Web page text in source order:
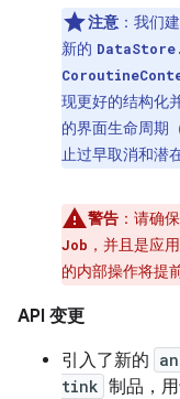
注意 ：我们
新的
现更好的结构化
的界面生命周期
止过早取消和潜
警告 ：请确
Job ，并且是应
的内部操作将提
API 变更
引入了新的
tink 制品，